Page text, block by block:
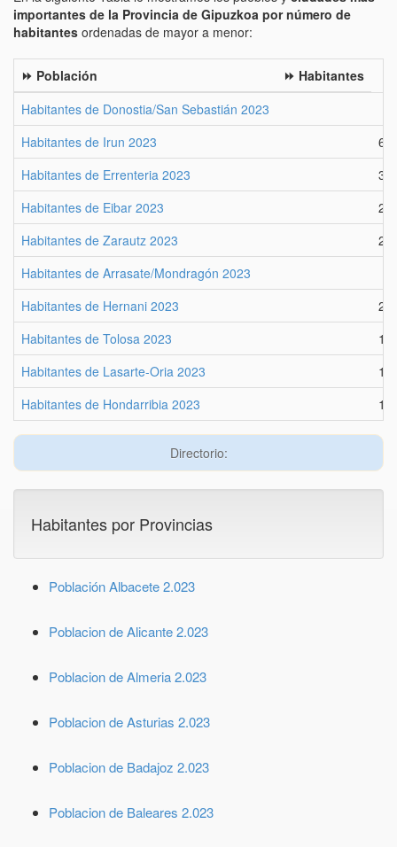
importantes de la Provincia de Gipuzkoa por número de
habitantes ordenadas de mayor a menor:
⏩ Población
⏩ Habitantes
Habitantes de Donostia/San Sebastián 2023
Habitantes de Irun 2023
Habitantes de Errenteria 2023
Habitantes de Eibar 2023
Habitantes de Zarautz 2023
Habitantes de Arrasate/Mondragón 2023
Habitantes de Hernani 2023
Habitantes de Tolosa 2023
Habitantes de Lasarte-Oria 2023
Habitantes de Hondarribia 2023
Directorio:
Habitantes por Provincias
Población Albacete 2.023
Poblacion de Alicante 2.023
Poblacion de Almeria 2.023
Poblacion de Asturias 2.023
Poblacion de Badajoz 2.023
Poblacion de Baleares 2.023